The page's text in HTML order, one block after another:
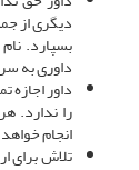
دیگری از
بسپارد.
داوری به
داور اجازه
را ندارد.
انجام
تلاش برای